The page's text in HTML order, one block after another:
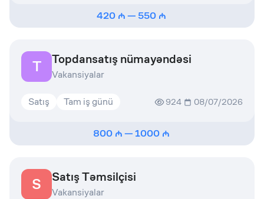
420 — 550
T Topdansatış nümayəndəsi
Vakansiyalar
Satış Tam iş günü 924 08/07/2026
800 —1000
S Satış Təmsilçisi
Vakansiyalar